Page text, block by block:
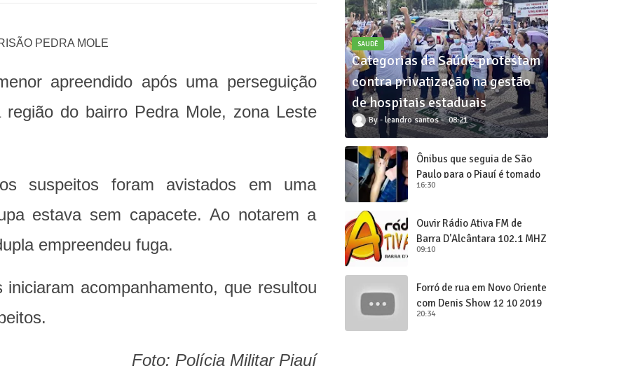
apreendido após uma perseguição
do bairro Pedra Mole, zona Leste
suspeitos foram avistados em uma
estava sem capacete. Ao notarem a
empreendeu fuga.
acompanhamento, que resultou
Foto: Polícia Militar Piauí
SAUDÊ
Categorias da Saúde protestam
contra privatização na gestão
de hospitais estaduais
leandro santos 08:21
Ônibus que seguia de São
Paulo para o Piauí é tomado
de assalto
16:30
Ouvir Rádio Ativa FM de
Barra D'Alcântara 102,1 MHZ
09:10
Forró de rua em Novo Oriente
com Denis Show 12 10 2019
20:34